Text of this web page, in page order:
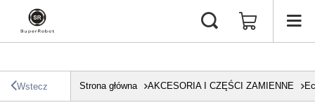
Wstecz Strona główna AKCESORIA I CZĘŚCI ZAMIENNE